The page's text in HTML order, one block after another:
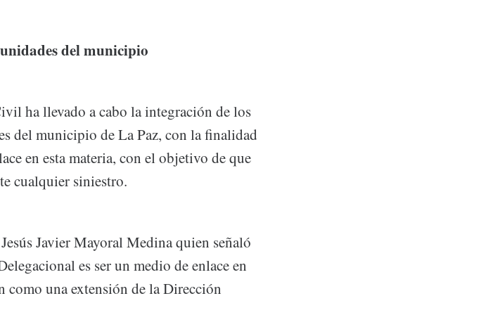
del municipio
ha llevado a cabo la integración de los
del municipio de La Paz, con la finalidad
en esta materia, con el objetivo de que
cualquier siniestro.
Javier Mayoral Medina quien señaló
es ser un medio de enlace en
como una extensión de la Dirección